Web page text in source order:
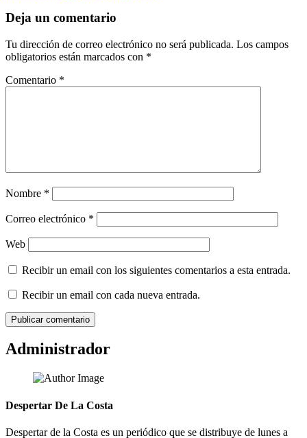
Deja un comentario
Tu dirección de correo electrónico no será publicada. Los campos
obligatorios están marcados con *
Comentario *
Nombre *
Correo electrónico *
Web
Recibir un email con los siguientes comentarios a esta entrada.
Recibir un email con cada nueva entrada.
Administrador
Despertar De La Costa
Despertar de la Costa es un periódico que se distribuye de lunes a